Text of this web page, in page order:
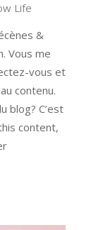
Life
&
Vous me
vous et
contenu.
blog? C’est
content,